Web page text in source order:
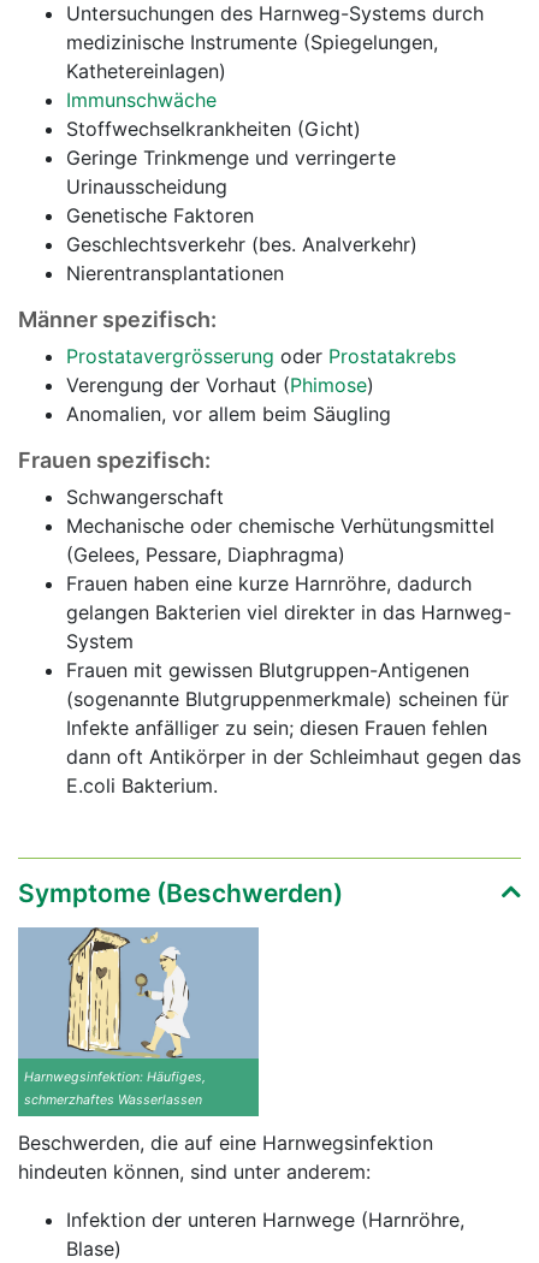
Untersuchungen des Harnweg-Systems durch
medizinische Instrumente (Spiegelungen,
Kathetereinlagen)
Immunschwäche
Stoffwechselkrankheiten (Gicht)
Geringe Trinkmenge und verringerte
Urinausscheidung
Genetische Faktoren
Geschlechtsverkehr (bes. Analverkehr)
Nierentransplantationen
Männer spezifisch:
Prostatavergrösserung oder Prostatakrebs
Verengung der Vorhaut (Phimose)
Anomalien, vor allem beim Säugling
Frauen spezifisch:
Schwangerschaft
Mechanische oder chemische Verhütungsmittel
(Gelees, Pessare, Diaphragma)
Frauen haben eine kurze Harnröhre, dadurch
gelangen Bakterien viel direkter in das Harnweg-
System
Frauen mit gewissen Blutgruppen-Antigenen
(sogenannte Blutgruppenmerkmale) scheinen für
Infekte anfälliger zu sein; diesen Frauen fehlen
dann oft Antikörper in der Schleimhaut gegen das
E.coli Bakterium.
Symptome (Beschwerden)
Harnwegsinfektion: Häufiges,
schmerzhaftes Wasserlassen
Beschwerden, die auf eine Harnwegsinfektion
hindeuten können, sind unter anderem:
Infektion der unteren Harnwege (Harnröhre,
Blase)